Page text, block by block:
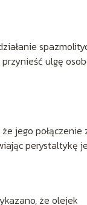
ulgę
jego połączenie
perystaltykę
że olejek